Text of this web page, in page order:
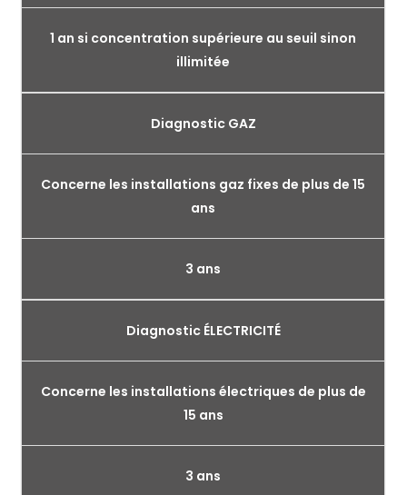
1 an si concentration supérieure au seuil sinon
illimitée
Diagnostic GAZ
Concerne les installations gaz fixes de plus de 15
ans
3 ans
Diagnostic ÉLECTRICITÉ
Concerne les installations électriques de plus de
15 ans
3 ans